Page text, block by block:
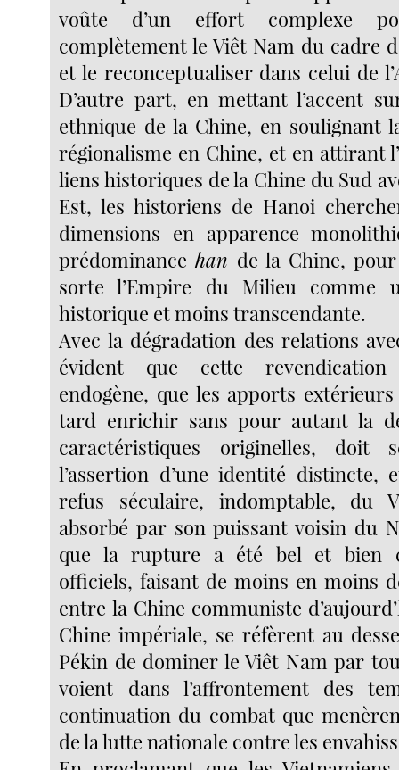
voûte d’un effort complexe
complètement le Viêt Nam du cadre
et le reconceptualiser dans celui de
D’autre part, en mettant l’accent
ethnique de la Chine, en soulignant
régionalisme en Chine, et en attirant
liens historiques de la Chine du Sud
Est, les historiens de Hanoi
dimensions en apparence
prédominancehan de la Chine,
sorte l’Empire du Milieu comme
historique et moins transcendante.
Avec la dégradation des relations
évident que cette
endogène, que les apports
tard enrichir sans pour autant la
caractéristiques originelles, doit
l’assertion d’une identité distincte,
refus séculaire, indomptable, du
absorbé par son puissant voisin du
que la rupture a été bel et bien
officiels, faisant de moins en moins
entre la Chine communiste
Chine impériale, se réfèrent au
Pékin de dominer le Viêt Nam par
voient dans l’affrontement des
continuation du combat que
de la lutte nationale contre les